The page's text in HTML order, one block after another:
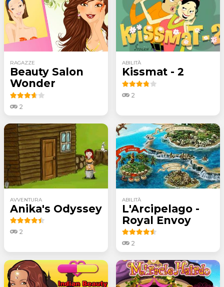
RAGAZZE
Beauty Salon
Wonder
2
ABILITÀ
Kissmat - 2
2
AVVENTURA
Anika's Odyssey
2
ABILITÀ
L'Arcipelago -
Royal Envoy
2